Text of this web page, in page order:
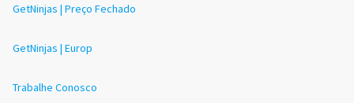
GetNinjas | Preço Fechado
GetNinjas | Europ
Trabalhe Conosco